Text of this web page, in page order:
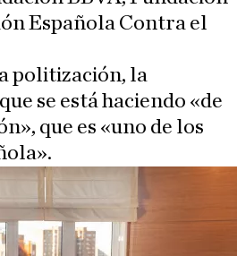
Española Contra el
politización, la
se está haciendo «de
que es «uno de los